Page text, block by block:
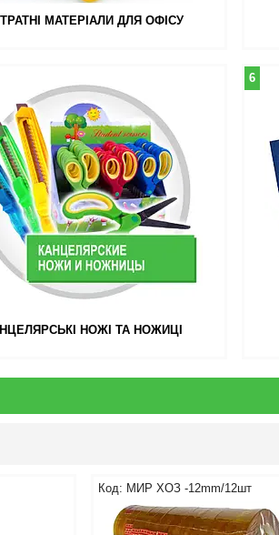
МАТЕРІАЛИ ДЛЯ ОФІСУ
НОЖІ ТА НОЖИЦІ
6
МИР ХОЗ -12mm/12шт